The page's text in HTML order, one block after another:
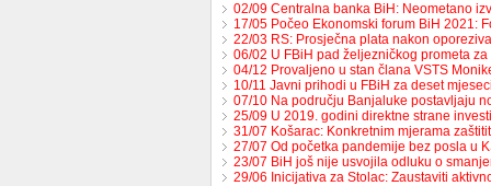
02/09 Centralna banka BiH: Neometano
17/05 Počeo Ekonomski forum BiH 2021:
22/03 RS: Prosječna plata nakon
06/02 U FBiH pad željezničkog prometa
04/12 Provaljeno u stan člana VSTS
10/11 Javni prihodi u FBiH za deset
07/10 Na području Banjaluke postavljaju
25/09 U 2019. godini direktne strane
31/07 Košarac: Konkretnim mjerama
27/07 Od početka pandemije bez posla u
23/07 BiH još nije usvojila odluku o
29/06 Inicijativa za Stolac: Zaustaviti